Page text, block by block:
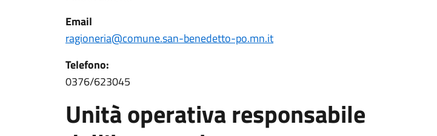
Email
ragioneria@comune.san-benedetto-po.mn.it
Telefono:
0376/623045
Unità operativa responsabile